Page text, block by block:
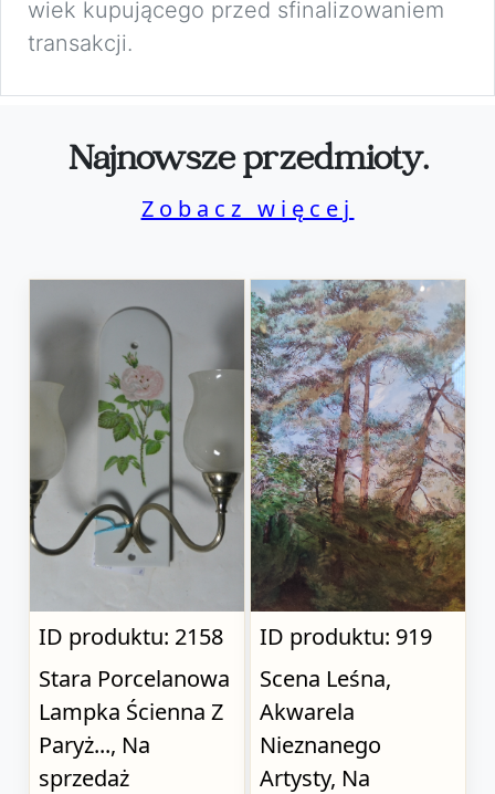
wiek kupującego przed sfinalizowaniem
transakcji.
Najnowsze przedmioty.
Zobacz więcej
ID produktu: 2158
Stara Porcelanowa
Lampka Ścienna Z
Paryż..., Na
sprzedaż
ID produktu: 919
Scena Leśna,
Akwarela
Nieznanego
Artysty, Na